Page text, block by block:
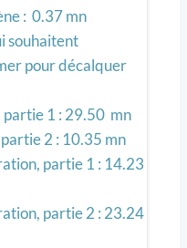
: 0.37 mn
souhaitent
pour décalquer
partie 1 : 29.50 mn
2 : 10.35 mn
partie 1 : 14.23
partie 2 : 23.24